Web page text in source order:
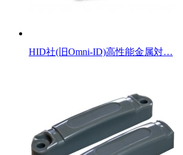
HID社(旧Omni-ID)高性能金属対…